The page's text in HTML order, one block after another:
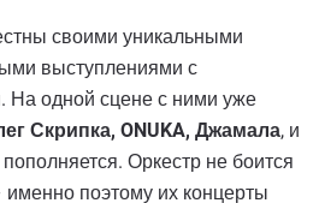
своими уникальными
выступлениями с
На одной сцене с ними уже
Скрипка, ONUKA, Джамала, и
Оркестр не боится
именно поэтому их концерты